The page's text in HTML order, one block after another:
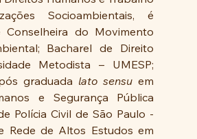
Socioambientais, é
Conselheira do Movimento
Bacharel de Direito
Metodista – UMESP;
graduada lato sensu em
e Segurança Pública
Polícia Civil de São Paulo -
Rede de Altos Estudos em